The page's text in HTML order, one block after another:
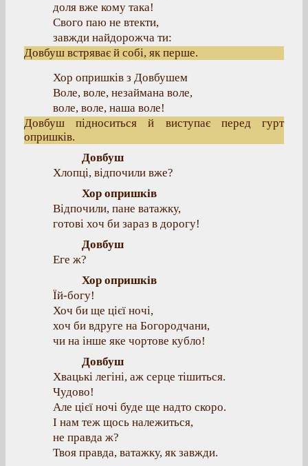
доля вже кому така!
Свого паю не втекти,
завжди найдорожча ти:
Довбуш встряває й собі, як перше.
Хор опришків з Довбушем
Воле, воле, незаймана воле,
воле, воле, наша воле!
Довбуш підноситься й виступає перед гурт
опришків.
Довбуш
Хлопці, відпочили вже?
Хор опришків
Відпочили, пане ватажку,
готові хоч би зараз в дорогу!
Довбуш
Еге ж?
Хор опришків
Їй-богу!
Хоч би ще цієї ночі,
хоч би вдруге на Богородчани,
чи на інше яке чортове кубло!
Довбуш
Хвацькі легіні, аж серце тішиться.
Чудово!
Але цієї ночі буде ще надто скоро.
І нам теж щось належиться,
не правда ж?
Твоя правда, ватажку, як завжди.